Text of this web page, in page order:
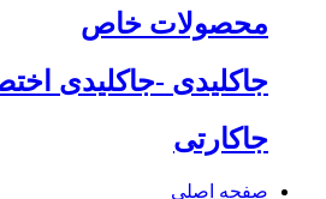
محصولات خاص
جاکلیدی -جاکلیدی
جاکارتی
صفحه اصلی